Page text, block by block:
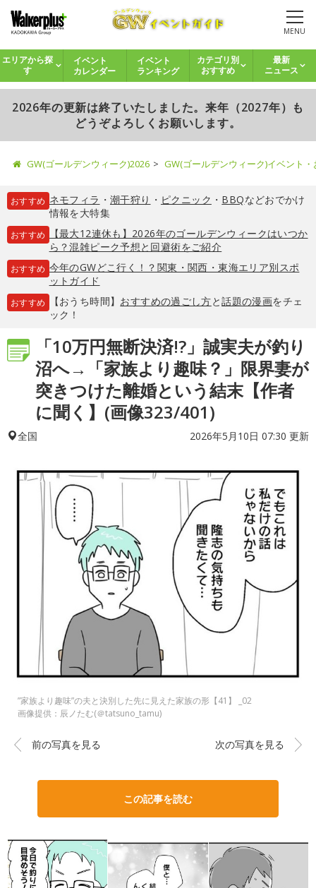
MENU
エリアから探
す
イベント
カレンダー
イベント
ランキング
カテゴリ別
おすすめ
最新
ニュース
2026年の更新は終了いたしました。来年（2027年）も
どうぞよろしくお願いします。
GW(ゴールデンウィーク)2026 GW(ゴールデンウィーク)イベント
おすすめ ネモフィラ ・ 潮干狩り ・ ピクニック ・ BBQなどおでかけ
情報を大特集
おすすめ
【最大12連休も】2026年のゴールデンウィークはいつか
ら？混雑ピーク予想と回避術をご紹介
おすすめ 今年のGWどこ行く！？関東・関西・東海エリア別スポ
ットガイド
おすすめ 【おうち時間】 おすすめの過ごし方と話題の漫画をチェ
ック！
「10万円無断決済!?」誠実夫が釣り
沼へ→「家族より趣味？」限界妻が
突きつけた離婚という結末【作者
に聞く】(画像323/401)
全国 2026年5月10日 07:30 更新
”家族より趣味”の夫と決別した先に見えた家族の形【41】 _02
画像提供：辰ノたむ(＠tatsuno_tamu)
前の写真を見る 次の写真を見る
この記事を読む